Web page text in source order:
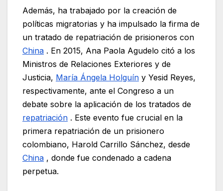
Además, ha trabajado por la creación de
políticas migratorias y ha impulsado la firma de
un tratado de repatriación de prisioneros con
China . En 2015, Ana Paola Agudelo citó a los
Ministros de Relaciones Exteriores y de
Justicia, María Ángela Holguín y Yesid Reyes,
respectivamente, ante el Congreso a un
debate sobre la aplicación de los tratados de
repatriación . Este evento fue crucial en la
primera repatriación de un prisionero
colombiano, Harold Carrillo Sánchez, desde
China , donde fue condenado a cadena
perpetua.